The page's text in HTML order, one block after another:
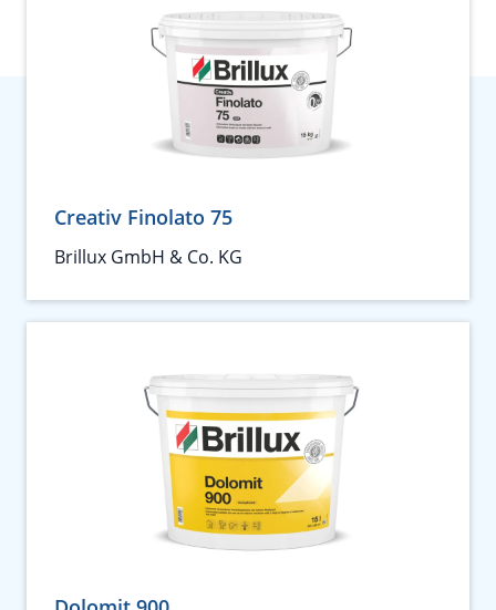
Creativ Finolato 75
Brillux GmbH & Co. KG